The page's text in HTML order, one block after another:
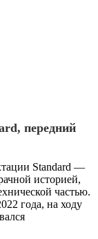
передний
Standard —
историей,
частью.
года, на ходу